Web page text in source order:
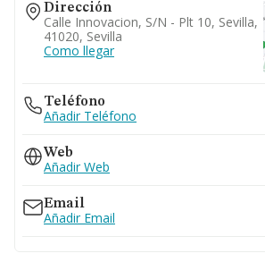
Dirección
Calle Innovacion, S/n - Plt 10, Sevilla,
41020, Sevilla
Como llegar
Teléfono
Añadir Teléfono
Web
Añadir Web
Email
Añadir Email